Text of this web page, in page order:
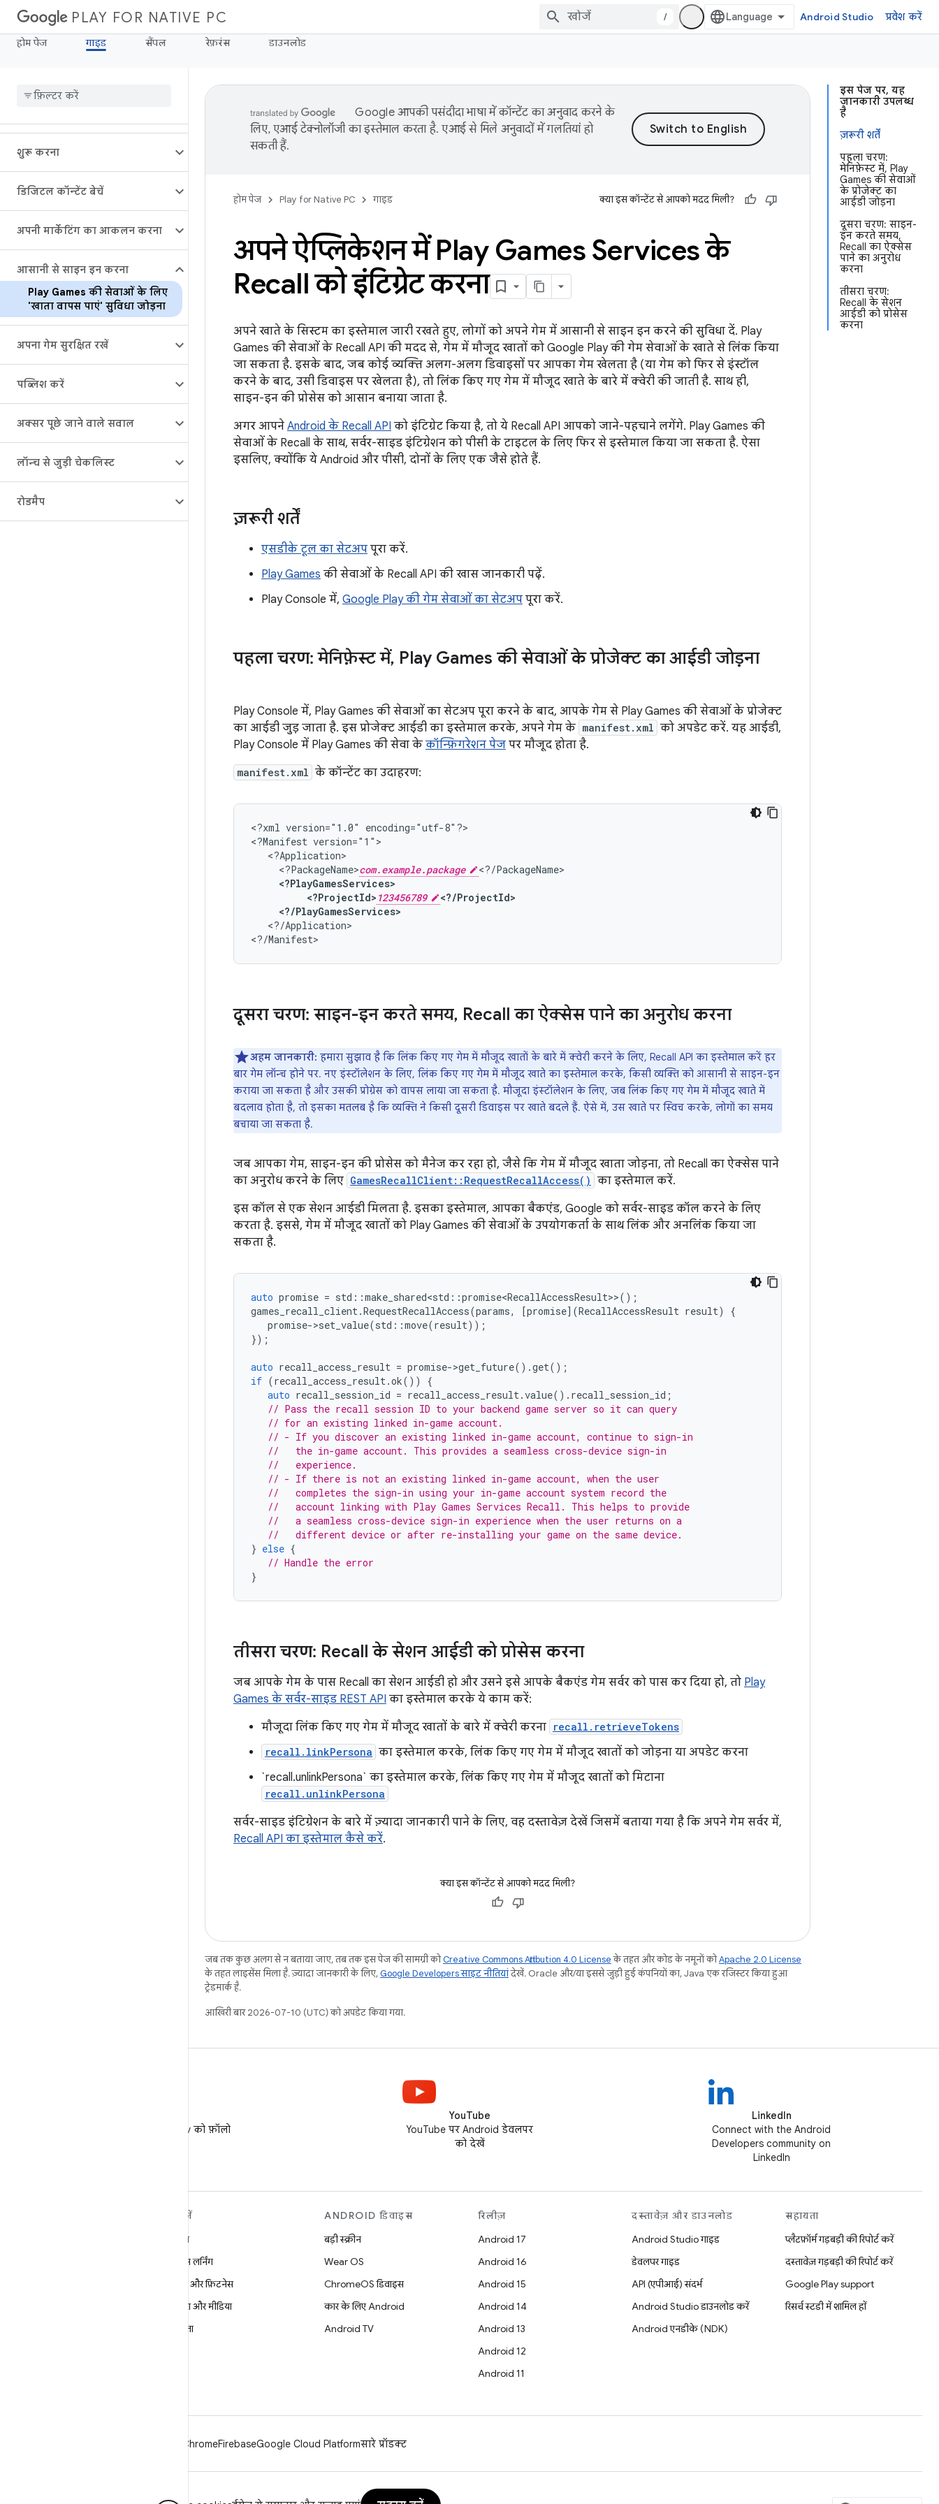
PLAY FOR NATIVE PC / Android Studio प्रवेश करें
होम पेज गाइड सैंपल रेफ़रंस डाउनलोड
शुरू करना
डिजिटल कॉन्टेंट बेचें
अपनी मार्केटिंग का आकलन करना
आसानी से साइन इन करना
Play Games की सेवाओं के लिए
'खाता वापस पाएं' सुविधा जोड़ना
अपना गेम सुरक्षित रखें
पब्लिश करें
अक्सर पूछे जाने वाले सवाल
लॉन्च से जुड़ी चेकलिस्ट
रोडमैप
इस पेज पर, यह
जानकारी उपलब्ध
है
ज़रूरी शर्तें
पहला चरण:
मेनिफ़ेस्ट में, Play
Games की सेवाओं
के प्रोजेक्ट का
आईडी जोड़ना
दूसरा चरण: साइन-
इन करते समय,
Recall का ऐक्सेस
पाने का अनुरोध
करना
तीसरा चरण:
Recall के सेशन
आईडी को प्रोसेस
करना
Google आपकी पसंदीदा भाषा में कॉन्टेंट का अनुवाद करने के
लिए, एआई टेक्नोलॉजी का इस्तेमाल करता है. एआई से मिले अनुवादों में गलतियां हो
सकती हैं.
होम पेज Play for Native PC गाइड क्या इस कॉन्टेंट से आपको मदद मिली?
अपने ऐप्लिकेशन में Play Games Services के
Recall को इंटिग्रेट करना
अपने खाते के सिस्टम का इस्तेमाल जारी रखते हुए, लोगों को अपने गेम में आसानी से साइन इन करने की सुविधा दें. Play
Games की सेवाओं के Recall API की मदद से, गेम में मौजूद खातों को Google Play की गेम सेवाओं के खाते से लिंक किया
जा सकता है. इसके बाद, जब कोई व्यक्ति अलग-अलग डिवाइसों पर आपका गेम खेलता है (या गेम को फिर से इंस्टॉल
करने के बाद, उसी डिवाइस पर खेलता है), तो लिंक किए गए गेम में मौजूद खाते के बारे में क्वेरी की जाती है. साथ ही,
साइन-इन की प्रोसेस को आसान बनाया जाता है.
अगर आपने Android के Recall API को इंटिग्रेट किया है, तो ये Recall API आपको जाने-पहचाने लगेंगे. Play Games की
सेवाओं के Recall के साथ, सर्वर-साइड इंटिग्रेशन को पीसी के टाइटल के लिए फिर से इस्तेमाल किया जा सकता है. ऐसा
इसलिए, क्योंकि ये Android और पीसी, दोनों के लिए एक जैसे होते हैं.
ज़रूरी शर्तें
एसडीके टूल का सेटअप पूरा करें.
Play Games की सेवाओं के Recall API की खास जानकारी पढ़ें.
Play Console में, Google Play की गेम सेवाओं का सेटअप पूरा करें.
पहला चरण: मेनिफ़ेस्ट में, Play Games की सेवाओं के प्रोजेक्ट का आईडी जोड़ना
Play Console में, Play Games की सेवाओं का सेटअप पूरा करने के बाद, आपके गेम से Play Games की सेवाओं के प्रोजेक्ट
का आईडी जुड़ जाता है. इस प्रोजेक्ट आईडी का इस्तेमाल करके, अपने गेम के manifest.xml को अपडेट करें. यह आईडी,
Play Console में Play Games की सेवा के कॉन्फ़िगरेशन पेज पर मौजूद होता है.
manifest.xml के कॉन्टेंट का उदाहरण:
<?xml version="1.0"
encoding="utf-8"?>
<?Manifest
<?PackageName>com.example.package
<?ProjectId> 123456789
<?/PlayGamesServices>
<?/Application>
दूसरा चरण: साइन-इन करते समय, Recall का ऐक्सेस पाने का अनुरोध करना
अहम जानकारी: हमारा सुझाव है कि लिंक किए गए गेम में मौजूद खातों के बारे में क्वेरी करने के लिए, Recall API का इस्तेमाल करें हर
बार गेम लॉन्च होने पर. नए इंस्टॉलेशन के लिए, लिंक किए गए गेम में मौजूद खाते का इस्तेमाल करके, किसी व्यक्ति को आसानी से साइन-इन
कराया जा सकता है और उसकी प्रोग्रेस को वापस लाया जा सकता है. मौजूदा इंस्टॉलेशन के लिए, जब लिंक किए गए गेम में मौजूद खाते में
बदलाव होता है, तो इसका मतलब है कि व्यक्ति ने किसी दूसरी डिवाइस पर खाते बदले हैं. ऐसे में, उस खाते पर स्विच करके, लोगों का समय
बचाया जा सकता है.
जब आपका गेम, साइन-इन की प्रोसेस को मैनेज कर रहा हो, जैसे कि गेम में मौजूद खाता जोड़ना, तो Recall का ऐक्सेस पाने
का अनुरोध करने के लिए GamesRecallClient::RequestRecallAccess() का इस्तेमाल करें.
इस कॉल से एक सेशन आईडी मिलता है. इसका इस्तेमाल, आपका बैकएंड, Google को सर्वर-साइड कॉल करने के लिए
करता है. इससे, गेम में मौजूद खातों को Play Games की सेवाओं के उपयोगकर्ता के साथ लिंक और अनलिंक किया जा
सकता है.
auto promise = std ::make_shared<std ::promise<RecallAccessResult>>();
games_recall_client.RequestRecallAccess(params, [promise](RecallAccessResult result)
{
promise->set_value(std ::move(result));
});
auto recall_access_result = promise->get_future().get();
if (recall_access_result.ok())
{
auto recall_session_id = recall_access_result.value(). recall_session_id ;
// Pass the recall session ID to your backend game server so it can query
// for an existing linked in-game account.
// - If you discover an existing linked in-game account, continue to sign-in
//   the in-game account. This provides a seamless cross-device sign-in
//   experience.
// - If there is not an existing linked in-game account, when the user
//   completes the sign-in using your in-game account system record the
//   account linking with Play Games Services Recall. This helps to provide
//   a seamless cross-device sign-in experience when the user returns on a
//   different device or after re-installing your game on the same device.
} else {
// Handle the error
}
तीसरा चरण: Recall के सेशन आईडी को प्रोसेस करना
जब आपके गेम के पास Recall का सेशन आईडी हो और उसने इसे आपके बैकएंड गेम सर्वर को पास कर दिया हो, तो Play
Games के सर्वर-साइड REST API का इस्तेमाल करके ये काम करें:
मौजूदा लिंक किए गए गेम में मौजूद खातों के बारे में क्वेरी करना recall.retrieveTokens
recall.linkPersona का इस्तेमाल करके, लिंक किए गए गेम में मौजूद खातों को जोड़ना या अपडेट करना
`recall.unlinkPersona` का इस्तेमाल करके, लिंक किए गए गेम में मौजूद खातों को मिटाना
recall.unlinkPersona
सर्वर-साइड इंटिग्रेशन के बारे में ज़्यादा जानकारी पाने के लिए, वह दस्तावेज़ देखें जिसमें बताया गया है कि अपने गेम सर्वर में,
Recall API का इस्तेमाल कैसे करें.
क्या इस कॉन्टेंट से आपको मदद मिली?
जब तक कुछ अलग से न बताया जाए, तब तक इस पेज की सामग्री कोCreative Commons Attribution 4.0 Licenseके तहत और कोड के नमूनों कोApache 2.0 License
के तहत लाइसेंस मिला है. ज़्यादा जानकारी के लिए,Google Developers साइट नीतियांदेखें. Oracle और/या इससे जुड़ी हुई कंपनियों का, Java एक रजिस्टर किया हुआ
ट्रेडमार्क है.
आखिरी बार 2026-07-10 (UTC) को अपडेट किया गया.
X पर @AndroidDev को फ़ॉलो
YouTube
YouTube पर Android डेवलपर
को देखें
LinkedIn
Connect with the Android
Developers community on
LinkedIn
खोजें
गेमिंग
मशीन लर्निंग
सेहत और फ़िटनेस
कैमरा और मीडिया
निजता
ANDROID डिवाइस
बड़ी स्क्रीन
Wear OS
ChromeOS डिवाइस
कार के लिए Android
Android TV
रिलीज़
Android 17
Android 16
Android 15
Android 14
Android 13
Android 12
Android 11
दस्तावेज़ और डाउनलोड
Android Studio गाइड
डेवलपर गाइड
API (एपीआई) संदर्भ
Android Studio डाउनलोड करें
Android एनडीके (NDK)
सहायता
प्लैटफ़ॉर्म गड़बड़ी की रिपोर्ट करें
दस्तावेज़ गड़बड़ी की रिपोर्ट करें
Google Play support
रिसर्च स्टडी में शामिल हों
ChromeFirebaseGoogle Cloud Platformसारे प्रॉडक्ट